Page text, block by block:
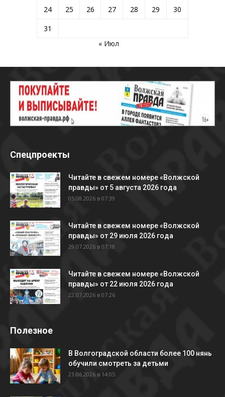
24
25 26 27 28 29
30
31
« Июл
Спецпроекты
Читайте в свежем номере «Волжской
правды» от 5 августа 2026 года
05.08.2026 в 07:39
Читайте в свежем номере «Волжской
правды» от 29 июля 2026 года
29.07.2026 в 07:18
Читайте в свежем номере «Волжской
правды» от 22 июля 2026 года
22.07.2026 в 07:26
Полезное
В Волгоградской области более 100 нянь
обучили смотреть за детьми
21.06.2026 в 14:05